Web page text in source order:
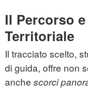
Il Percorso
Territoriale
Il tracciato scelto,
di guida, offre non
anche scorci